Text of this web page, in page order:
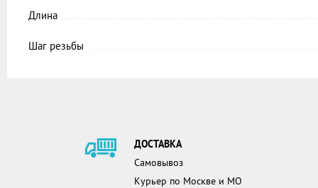
Длина
Шаг резьбы
ДОСТАВКА
Самовывоз
Курьер по Москве и МО